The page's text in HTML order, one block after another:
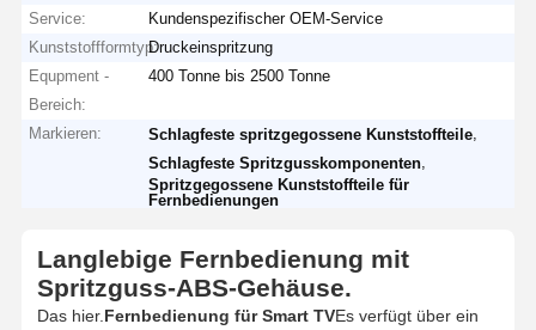
Service:
Kundenspezifischer OEM-Service
Kunststoffformtyp:Druckeinspritzung
Equpment -
Bereich:
400 Tonne bis 2500 Tonne
Markieren: Schlagfeste spritzgegossene Kunststoffteile
Schlagfeste Spritzgusskomponenten
Spritzgegossene Kunststoffteile für
Fernbedienungen
Langlebige Fernbedienung mit
Spritzguss-ABS-Gehäuse.
Das hier. Fernbedienung für Smart TVEs verfügt über ein